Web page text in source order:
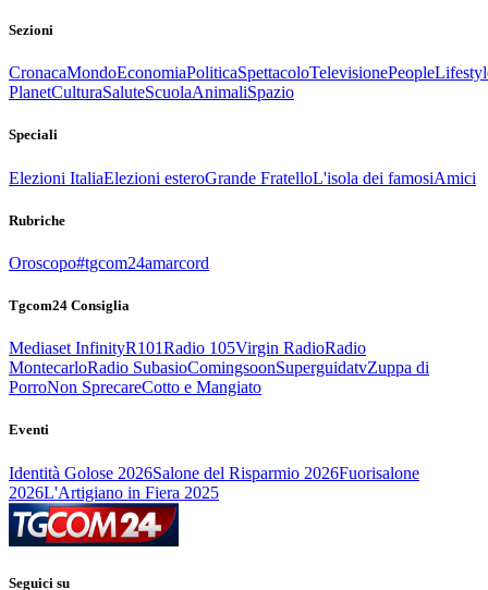
Sezioni
CronacaMondoEconomiaPoliticaSpettacoloTelevisionePeople
PlanetCulturaSaluteScuolaAnimaliSpazio
Speciali
Elezioni ItaliaElezioni esteroGrande FratelloL'isola dei famosiAmici
Rubriche
Oroscopo#tgcom24amarcord
Tgcom24 Consiglia
Mediaset InfinityR101Radio 105Virgin RadioRadio
MontecarloRadio SubasioComingsoonSuperguidatvZuppa di
PorroNon SprecareCotto e Mangiato
Eventi
Identità Golose 2026Salone del Risparmio 2026Fuorisalone
2026L'Artigiano in Fiera 2025
Seguici su